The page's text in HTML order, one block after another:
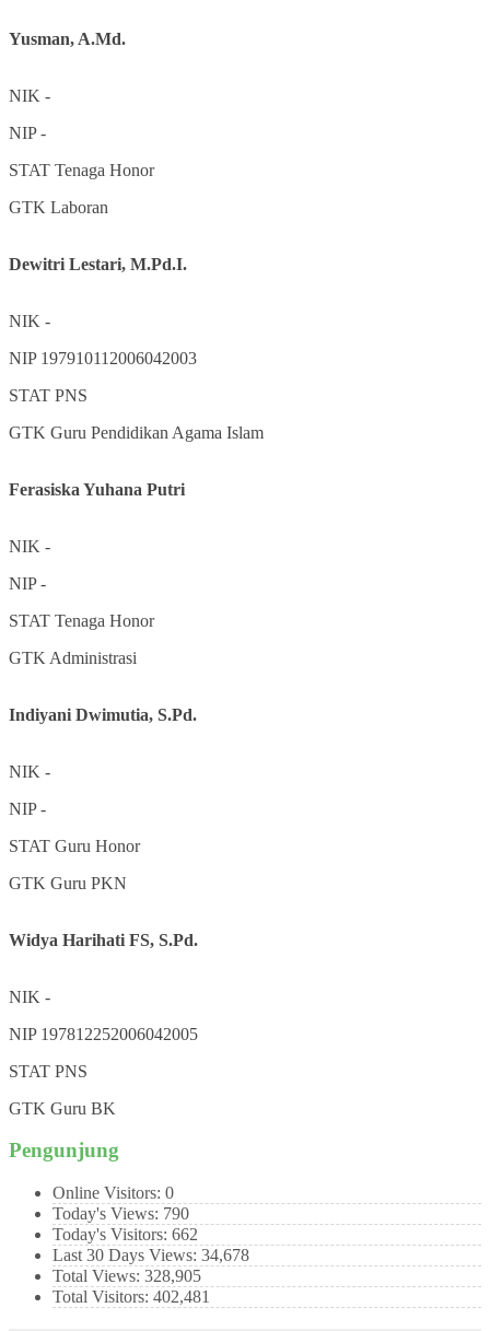
Yusman, A.Md.
NIK -
NIP-
STAT Tenaga Honor
GTK Laboran
Dewitri Lestari, M.Pd.I.
NIK -
NIP 197910112006042003
STAT PNS
GTK Guru Pendidikan Agama Islam
Ferasiska Yuhana Putri
NIK -
NIP-
STAT Tenaga Honor
GTK Administrasi
Indiyani Dwimutia, S.Pd.
NIK -
NIP-
STAT Guru Honor
GTK Guru PKN
Widya Harihati FS, S.Pd.
NIK -
NIP 197812252006042005
STAT PNS
GTK Guru BK
Pengunjung
Online Visitors: 0
Today's Views: 790
Today's Visitors: 662
Last 30 Days Views: 34,678
Total Views: 328,905
Total Visitors: 402,481